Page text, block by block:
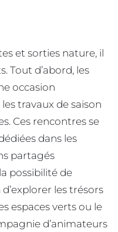
et sorties nature, il
Tout d’abord, les
occasion
travaux de saison
Ces rencontres se
dans les
partagés
possibilité de
les trésors
espaces verts ou le
d’animateurs